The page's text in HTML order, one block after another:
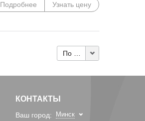
Подробнее Узнать цену
По 10
КОНТАКТЫ
Ваш город: Минск